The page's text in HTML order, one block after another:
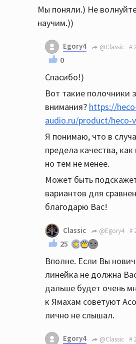
Мы поняли.) Не
научим.))
Egory4 @Classic
0
Спасибо!)
Вот такие полочники
внимания? https://
audio.ru/product/heco-
Я понимаю, что в
предела качества,
но тем не менее.
Может быть
вариантов для
благодарю Вас!
Classic @Egory4
25
Вполне. Если Вы
линейка не должна
дальше будет очень
к Ямахам советуют
лично не слышал.
Egory4 @Classic